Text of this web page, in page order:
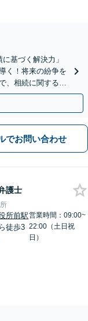
基づく解決力」
く！将来の紛争を
、相続に関するあ
明」
でお問い合わせ
護士
所前駅
徒歩3
営業時間：09:00~
22:00（土日祝
日）